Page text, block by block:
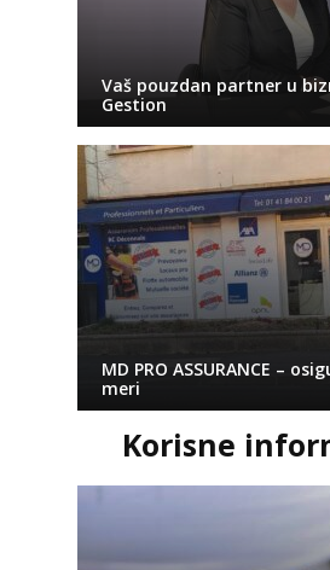
Vaš pouzdan partner u
Gestion
MD PRO ASSURANCE –
meri
Korisne